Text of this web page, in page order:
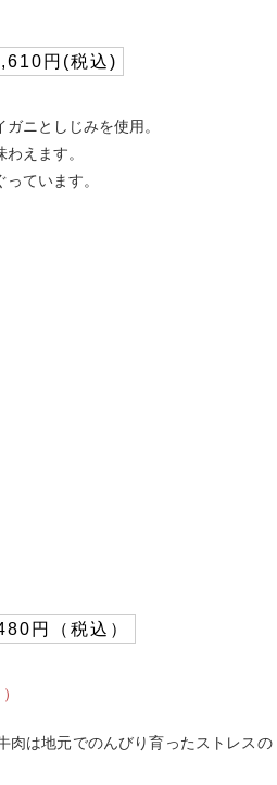
円(税込)
ニとしじみを使用。
えます。
ています。
円（税込）
肉は地元でのんびり育ったストレスの